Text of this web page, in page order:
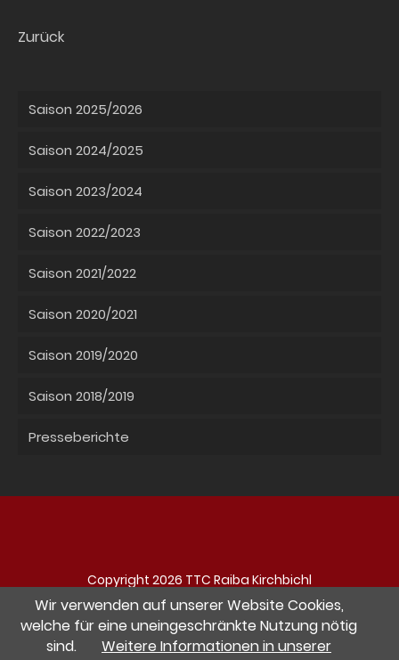
Zurück
Saison 2025/2026
Saison 2024/2025
Saison 2023/2024
Saison 2022/2023
Saison 2021/2022
Saison 2020/2021
Saison 2019/2020
Saison 2018/2019
Presseberichte
Copyright 2026 TTC Raiba Kirchbichl
Navigation
überspringen
Impressum Datenschutz Kontakt
Wir verwenden auf unserer Website Cookies,
welche für eine uneingeschränkte Nutzung nötig
sind.
Weitere Informationen in unserer